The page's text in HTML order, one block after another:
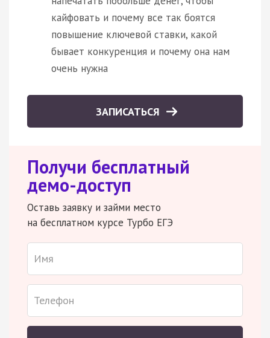
кайфовать и почему все так боятся
повышение ключевой ставки, какой
бывает конкуренция и почему она нам
очень нужна
ЗАПИСАТЬСЯ
Получи бесплатный
демо-доступ
Оставь заявку и займи место
на бесплатном курсе Турбо ЕГЭ